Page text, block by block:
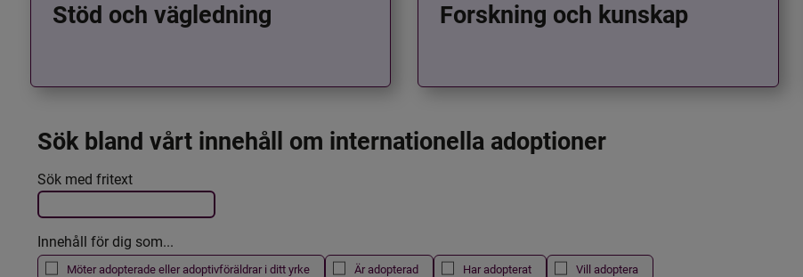
Stöd och vägledning Forskning och kunskap
Sök bland vårt innehåll om internationella adoptioner
Filtrera resultatet
Det här formuläret postas automatiskt
Sök med fritext
Innehåll för dig som...
Möter adopterade eller adoptivföräldrar i ditt yrke Är adopterad Har adopterat Vill adoptera